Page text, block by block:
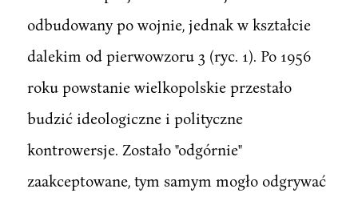
odbudowany po wojnie, jednak w kształcie
dalekim od pierwowzoru 3 (ryc. 1). Po 1956
roku powstanie wielkopolskie przestało
budzić ideologiczne i polityczne
kontrowersje. Zostało "odgórnie"
zaakceptowane, tym samym mogło odgrywać